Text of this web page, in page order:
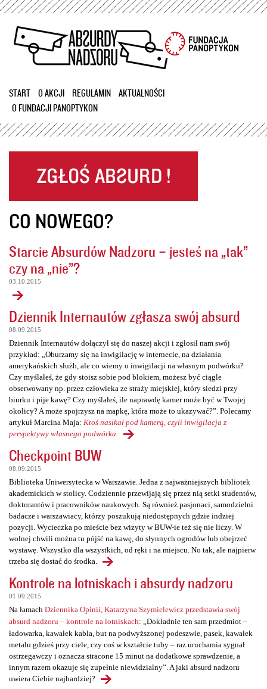
Przejdź
treści
START O AKCJI REGULAMIN
AKTUALNOŚCI
O FUNDACJI PANOPTYKON
CO NOWEGO?
Starcie Absurdów Nadzoru – jesteś na „tak”
czy na „nie”?
03.10.2015
Dziennik Internautów zgłasza swój absurd
08.09.2015
Dziennik Internautów dołączył się do naszej akcji i zgłosił nam swój
przykład: „Oburzamy się na inwigilację w internecie, na działania
amerykańskich służb, ale co wiemy o inwigilacji na własnym podwórku?
Czy myślałeś, że gdy stoisz sobie pod blokiem, możesz być ciągle
obserwowany np. przez człowieka ze straży miejskiej, który siedzi przy
biurku i pije kawę? Czy myślałeś, ile naprawdę kamer może być w Twojej
okolicy? A może spojrzysz na mapkę, która może to ukazywać?”. Polecamy
artykuł Marcina Maja: Ktoś nasikał pod kamerą, czyli inwigilacja z
perspektywy własnego podwórka
Checkpoint BUW
08.09.2015
Biblioteka Uniwersytecka w Warszawie. Jedna z najważniejszych bibliotek
akademickich w stolicy. Codziennie przewijają się przez nią setki studentów,
doktorantów i pracowników naukowych. Są również pasjonaci, samodzielni
badacze i warszawiacy, którzy poszukują niedostępnych gdzie indziej
pozycji. Wycieczka po mieście bez wizyty w BUW-ie też się nie liczy. W
wolnej chwili można tu pójść na kawę, do słynnych ogrodów lub obejrzeć
wystawę. Wszystko dla wszystkich, od ręki i na miejscu. No tak, ale najpierw
trzeba się dostać do środka.
Kontrole na lotniskach i absurdy nadzoru
01.09.2015
Na łamach Dziennika Opinii, Katarzyna Szymielewicz przedstawia swój
absurd nadzoru – kontrole na lotniskach: „Dokładnie ten sam przedmiot –
ładowarka, kawałek kabla, but na podwyższonej podeszwie, pasek, kawałek
metalu gdzieś przy ciele, czy coś w kształcie tuby – raz uruchamia sygnał
ostrzegawczy i oznacza stracone 15 minut na dodatkowe sprawdzenie, a
innym razem okazuje się zupełnie niewidzialny”. A jaki absurd nadzoru
uwiera Ciebie najbardziej?